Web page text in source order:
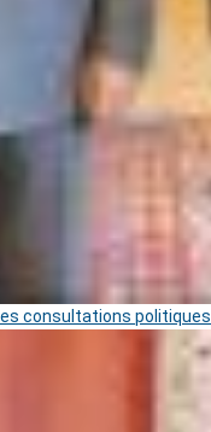
consultations politiques